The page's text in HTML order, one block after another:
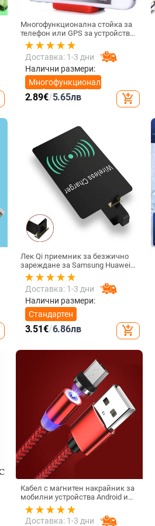
Многофункционална стойка за
телефон или GPS за устройства
с размери до 76мм / 4.8 инча
Доставка: 1-3 дни
Налични размери:
Многофункционална
стойка за телефон
2.89€/5.65лв add_shopping_cart
Лек Qi приемник за безжично
зареждане за Samsung Huawei
Xiaomi Универсален Micro USB
Type C Бърз адаптер за
безжично зареждане
Доставка: 1-3 дни
Налични размери:
Стандартен
3.51€/6.86лв add_shopping_cart
Кабел с магнитен накрайник за
мобилни устройства Android и
iOS - бързо зареждане и
синхронизиране TYPE-C, Micro
USB и LIghting в
Доставка: 1-3 дни